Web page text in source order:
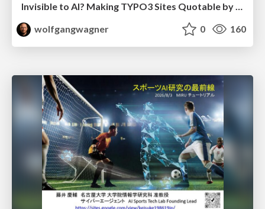
Invisible to AI? Making TYPO3 Sites Quotable by AI Search Systems
wolfgangwagner
0 160